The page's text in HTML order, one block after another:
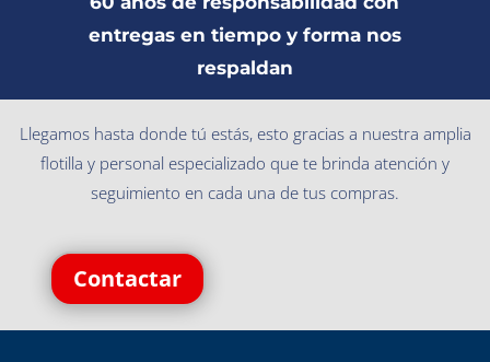
entregas en tiempo y forma nos
respaldan
Llegamos hasta donde tú estás, esto gracias a nuestra amplia
flotilla y personal especializado que te brinda atención y
seguimiento en cada una de tus compras.
Contactar